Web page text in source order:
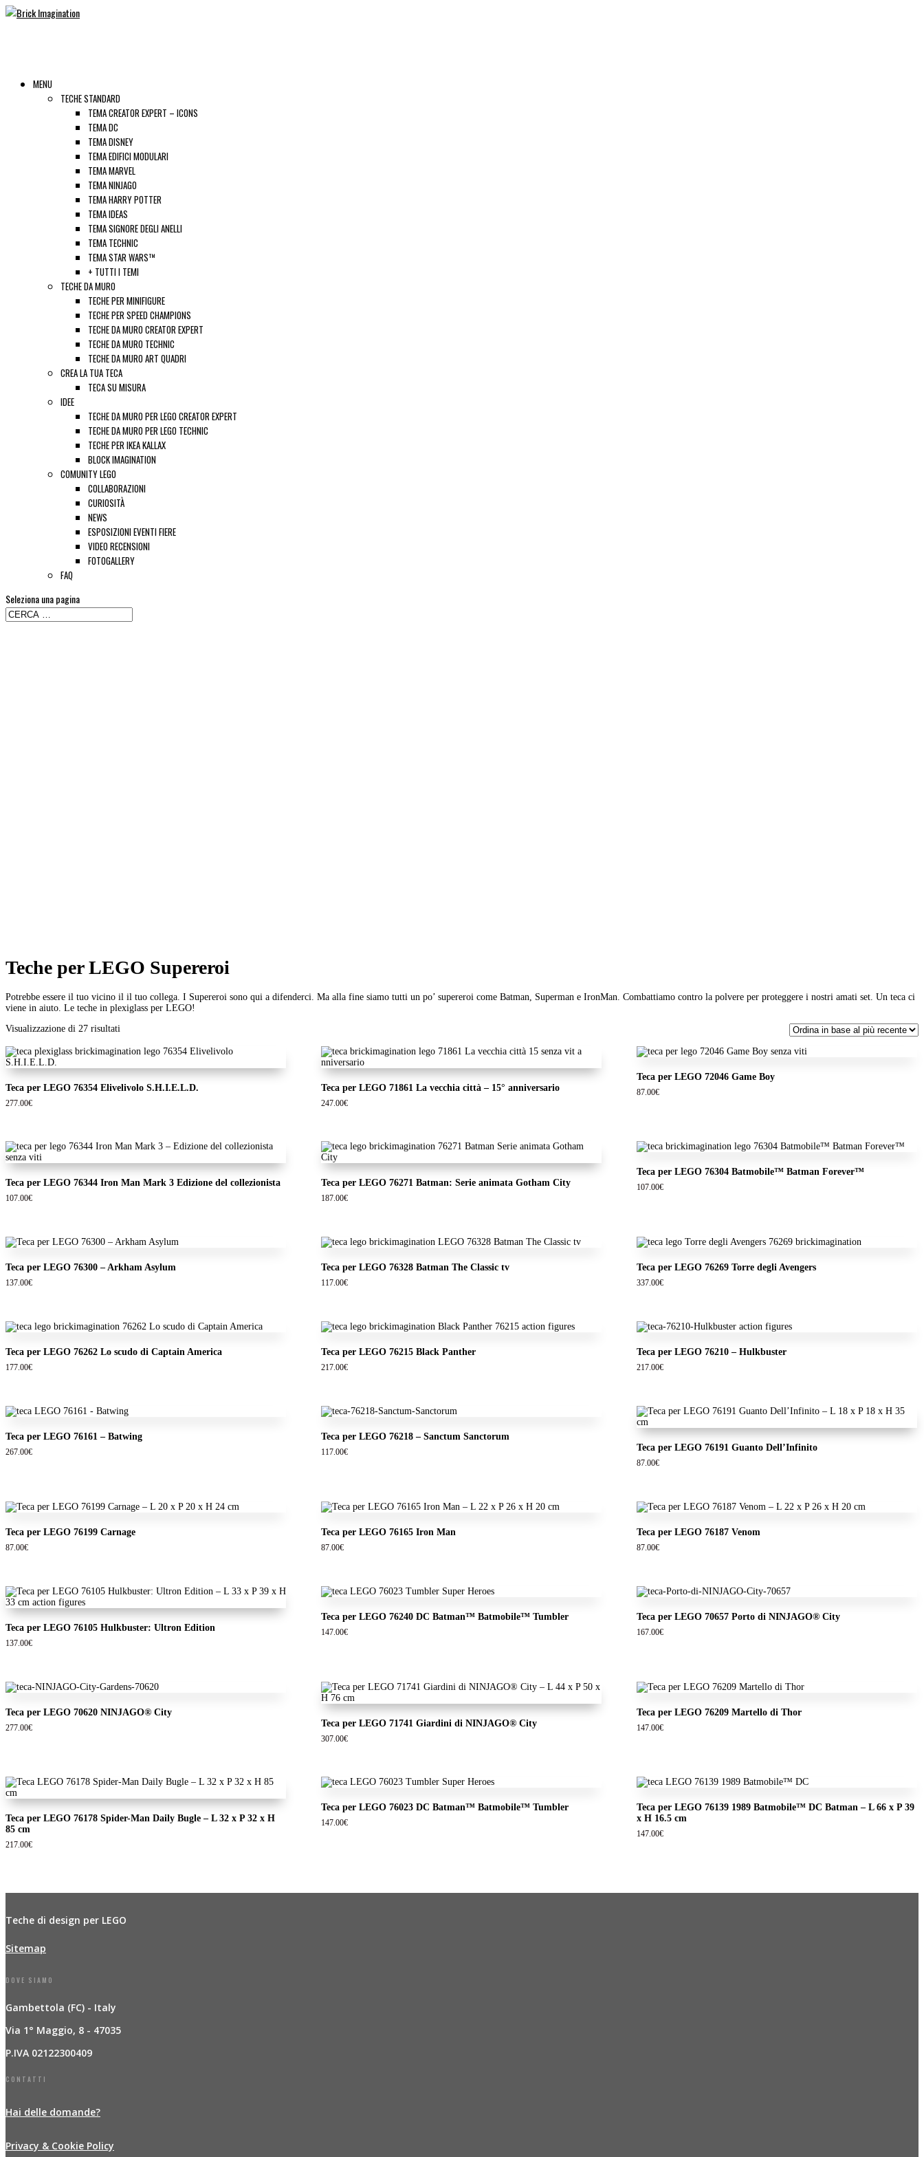
MENU
TECHE STANDARD
TEMA CREATOR EXPERT – ICONS
TEMA DC
TEMA DISNEY
TEMA EDIFICI MODULARI
TEMA MARVEL
TEMA NINJAGO
TEMA HARRY POTTER
TEMA IDEAS
TEMA SIGNORE DEGLI ANELLI
TEMA TECHNIC
TEMA STAR WARS™
+ TUTTI I TEMI
TECHE DA MURO
TECHE PER MINIFIGURE
TECHE PER SPEED CHAMPIONS
TECHE DA MURO CREATOR EXPERT
TECHE DA MURO TECHNIC
TECHE DA MURO ART QUADRI
CREA LA TUA TECA
TECA SU MISURA
IDEE
TECHE DA MURO PER LEGO CREATOR EXPERT
TECHE DA MURO PER LEGO TECHNIC
TECHE PER IKEA KALLAX
BLOCK IMAGINATION
COMUNITY LEGO
COLLABORAZIONI
CURIOSITÀ
NEWS
ESPOSIZIONI EVENTI FIERE
VIDEO RECENSIONI
FOTOGALLERY
FAQ
Seleziona una pagina
Teche per LEGO Supereroi
Potrebbe essere il tuo vicino il il tuo collega. I Supereroi sono qui a difenderci. Ma alla fine siamo tutti un po’ supereroi come Batman, Superman e IronMan. Combattiamo contro la polvere per proteggere i nostri amati set. Un teca ci
viene in aiuto. Le teche in plexiglass per LEGO!
Visualizzazione di 27 risultati
base
più
recente
Teca per LEGO 76354 Elivelivolo S.H.I.E.L.D.
277.00€
Teca per LEGO 71861 La vecchia città – 15° anniversario
247.00€
Teca per LEGO 72046 Game Boy
87.00€
Teca per LEGO 76344 Iron Man Mark 3 Edizione del collezionista
107.00€
Teca per LEGO 76271 Batman: Serie animata Gotham City
187.00€
Teca per LEGO 76304 Batmobile™ Batman Forever™
107.00€
Teca per LEGO 76300 – Arkham Asylum
137.00€
Teca per LEGO 76328 Batman The Classic tv
117.00€
Teca per LEGO 76269 Torre degli Avengers
337.00€
Teca per LEGO 76262 Lo scudo di Captain America
177.00€
Teca per LEGO 76215 Black Panther
217.00€
Teca per LEGO 76210 – Hulkbuster
217.00€
Teca per LEGO 76161 – Batwing
267.00€
Teca per LEGO 76218 – Sanctum Sanctorum
117.00€ Teca per LEGO 76191 Guanto Dell’Infinito
87.00€
Teca per LEGO 76199 Carnage
87.00€
Teca per LEGO 76165 Iron Man
87.00€
Teca per LEGO 76187 Venom
87.00€
Teca per LEGO 76105 Hulkbuster: Ultron Edition
137.00€
Teca per LEGO 76240 DC Batman™ Batmobile™ Tumbler
147.00€
Teca per LEGO 70657 Porto di NINJAGO® City
167.00€
Teca per LEGO 70620 NINJAGO® City
277.00€ Teca per LEGO 71741 Giardini di NINJAGO® City
307.00€
Teca per LEGO 76209 Martello di Thor
147.00€
Teca per LEGO 76178 Spider-Man Daily Bugle – L 32 x P 32 x H
85 cm
217.00€
Teca per LEGO 76023 DC Batman™ Batmobile™ Tumbler
147.00€
Teca per LEGO 76139 1989 Batmobile™ DC Batman – L 66 x P 39
x H 16.5 cm
147.00€
Teche di design per LEGO
Sitemap
DOVE SIAMO
Gambettola (FC) - Italy
Via 1° Maggio, 8 - 47035
P.IVA 02122300409
CONTATTI
Hai delle domande?
Privacy & Cookie Policy